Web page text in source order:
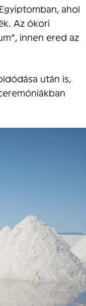
ahol
Az ókori
innen ered az
után is,